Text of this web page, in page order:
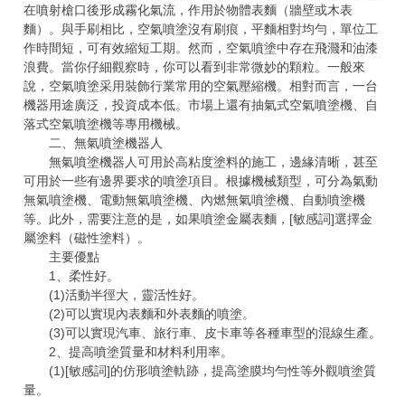
在噴射槍口後形成霧化氣流，作用於物體表麵（牆壁或木表
麵）。與手刷相比，空氣噴塗沒有刷痕，平麵相對均勻，單位工
作時間短，可有效縮短工期。然而，空氣噴塗中存在飛濺和油漆
浪費。當你仔細觀察時，你可以看到非常微妙的顆粒。一般來
說，空氣噴塗采用裝飾行業常用的空氣壓縮機。相對而言，一台
機器用途廣泛，投資成本低。市場上還有抽氣式空氣噴塗機、自
落式空氣噴塗機等專用機械。
二、無氣噴塗機器人
無氣噴塗機器人可用於高粘度塗料的施工，邊緣清晰，甚至
可用於一些有邊界要求的噴塗項目。根據機械類型，可分為氣動
無氣噴塗機、電動無氣噴塗機、內燃無氣噴塗機、自動噴塗機
等。此外，需要注意的是，如果噴塗金屬表麵，[敏感詞]選擇金
屬塗料（磁性塗料）。
主要優點
1、柔性好。
(1)活動半徑大，靈活性好。
(2)可以實現內表麵和外表麵的噴塗。
(3)可以實現汽車、旅行車、皮卡車等各種車型的混線生產。
2、提高噴塗質量和材料利用率。
(1)[敏感詞]的仿形噴塗軌跡，提高塗膜均勻性等外觀噴塗質
量。